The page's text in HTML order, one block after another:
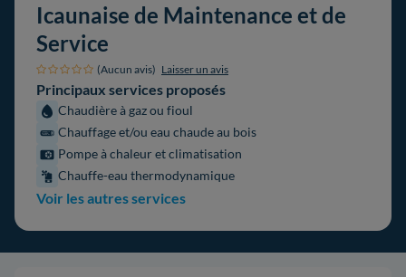
Icaunaise de Maintenance et de
Service
(Aucun avis) Laisser un avis
Principaux services proposés
Chaudière à gaz ou fioul
Chauffage et/ou eau chaude au bois
Pompe à chaleur et climatisation
Chauffe-eau thermodynamique
Voir les autres services